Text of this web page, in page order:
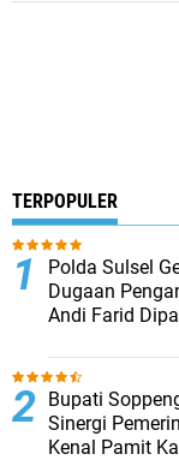
TERPOPULER
Polda Sulsel
Dugaan
Andi Farid
Bupati
Sinergi
Kenal Pamit